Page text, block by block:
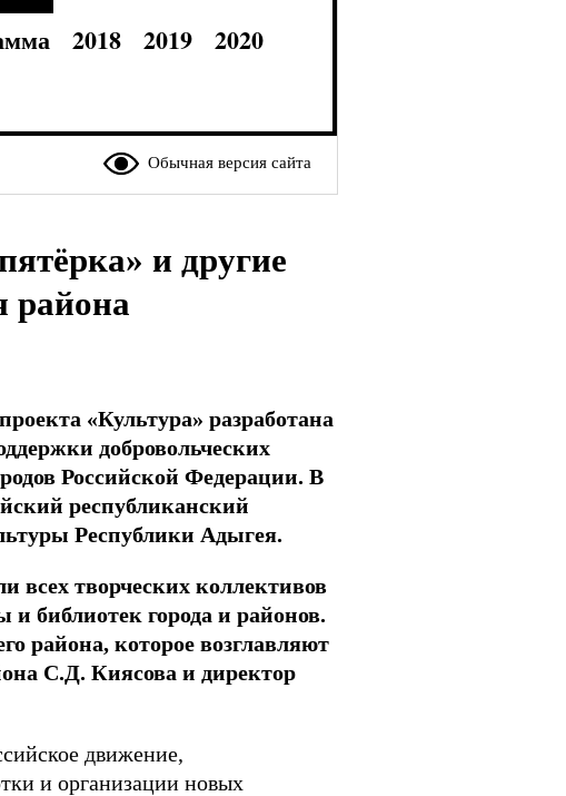
2018 2019
2020
Обычная версия сайта
и другие
района
«Культура» разработана
добровольческих
Российской Федерации. В
республиканский
Республики Адыгея.
всех творческих коллективов
библиотек города и районов.
района, которое возглавляют
С.Д. Киясова и директор
движение,
и организации новых